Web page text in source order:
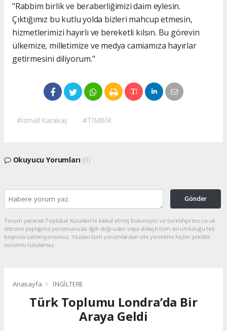
"Rabbim birlik ve beraberliğimizi daim eylesin.
Çıktığımız bu kutlu yolda bizleri mahcup etmesin,
hizmetlerimizi hayırlı ve bereketli kılsın. Bu görevin
ülkemize, milletimize ve medya camiamıza hayırlar
getirmesini diliyorum."
#İsmail Karakaş #TİMBİR
Okuyucu Yorumları (0)
Gönder
Yorum yazarak Topluluk Kuralları’nı kabul etmiş bulunuyor ve turkishpress.co.uk
sitesine yaptığınız yorumunuzla ilgili doğrudan veya dolaylı tüm sorumluluğu tek
başınıza üstleniyorsunuz. Yazılan tüm yorumlardan site yönetimi hiçbir şekilde
sorumlu tutulamaz.
Anasayfa İNGİLTERE
Türk Toplumu Londra’da Bir
Araya Geldi